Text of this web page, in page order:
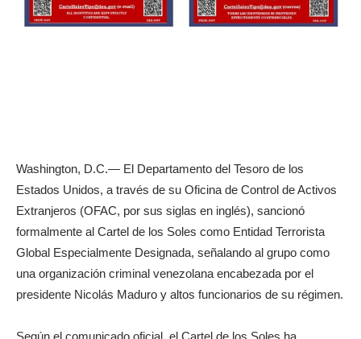
Washington, D.C.— El Departamento del Tesoro de los
Estados Unidos, a través de su Oficina de Control de Activos
Extranjeros (OFAC, por sus siglas en inglés), sancionó
formalmente al Cartel de los Soles como Entidad Terrorista
Global Especialmente Designada, señalando al grupo como
una organización criminal venezolana encabezada por el
presidente Nicolás Maduro y altos funcionarios de su régimen.